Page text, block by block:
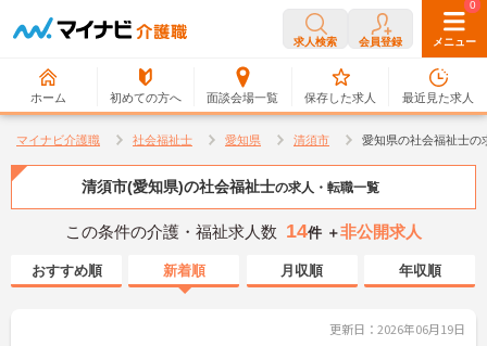
求人検索 会員登録 メニュー
ホーム 初めての方へ 面談会場一覧
0
保存した求人
0
最近見た求人
マイナビ介護職 社会福祉士 愛知県 清須市 愛知県の社会福祉士の
清須市(愛知県)の社会福祉士の求人・転職一覧
この条件の介護・福祉求人数 14件 ＋非公開求人
おすすめ順 新着順 月収順 年収順
更新日：2026年06月19日